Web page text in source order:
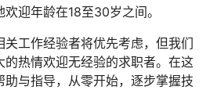
迎年龄在18至30岁之间。
工作经验者将优先考虑，但我们
的热情欢迎无经验的求职者。在这
助与指导，从零开始，逐步掌握技